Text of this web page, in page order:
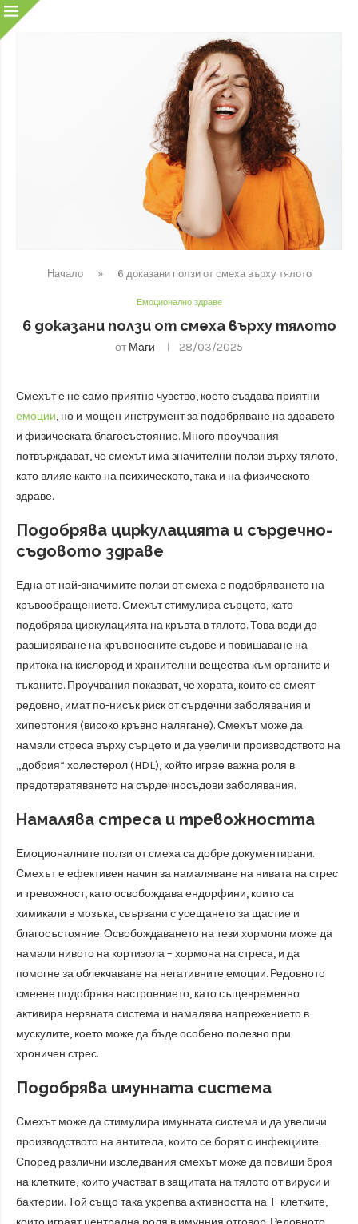
Начало » 6 доказани ползи от смеха върху тялото
Емоционално здраве
6 доказани ползи от смеха върху тялото
от Маги 28/03/2025
Смехът е не само приятно чувство, което създава приятни
емоции, но и мощен инструмент за подобряване на здравето
и физическата благосъстояние. Много проучвания
потвърждават, че смехът има значителни ползи върху тялото,
като влияе както на психическото, така и на физическото
здраве.
Подобрява циркулацията и сърдечно-
съдовото здраве
Една от най-значимите ползи от смеха е подобряването на
кръвообращението. Смехът стимулира сърцето, като
подобрява циркулацията на кръвта в тялото. Това води до
разширяване на кръвоносните съдове и повишаване на
притока на кислород и хранителни вещества към органите и
тъканите. Проучвания показват, че хората, които се смеят
редовно, имат по-нисък риск от сърдечни заболявания и
хипертония (високо кръвно налягане). Смехът може да
намали стреса върху сърцето и да увеличи производството на
„добрия“ холестерол (HDL), който играе важна роля в
предотвратяването на сърдечносъдови заболявания.
Намалява стреса и тревожността
Емоционалните ползи от смеха са добре документирани.
Смехът е ефективен начин за намаляване на нивата на стрес
и тревожност, като освобождава ендорфини, които са
химикали в мозъка, свързани с усещането за щастие и
благосъстояние. Освобождаването на тези хормони може да
намали нивото на кортизола – хормона на стреса, и да
помогне за облекчаване на негативните емоции. Редовното
смеене подобрява настроението, като същевременно
активира нервната система и намалява напрежението в
мускулите, което може да бъде особено полезно при
хроничен стрес.
Подобрява имунната система
Смехът може да стимулира имунната система и да увеличи
производството на антитела, които се борят с инфекциите.
Според различни изследвания смехът може да повиши броя
на клетките, които участват в защитата на тялото от вируси и
бактерии. Той също така укрепва активността на Т-клетките,